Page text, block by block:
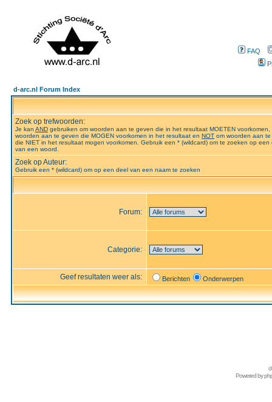
FAQ
d-arc.nl Forum Index
Zoek op trefwoorden:
Je kan AND gebruiken om woorden aan te geven die in het resultaat MOETEN voorkomen,
woorden aan te geven die MOGEN voorkomen in het resultaat en NOT om woorden aan
die NIET in het resultaat mogen voorkomen. Gebruik een * (wildcard) om te zoeken op een
van een woord.
Zoek op Auteur:
Gebruik een * (wildcard) om op een deel van een naam te zoeken
Forum:
Categorie:
Geef resultaten weer als: Berichten Onderwerpen
Powered by